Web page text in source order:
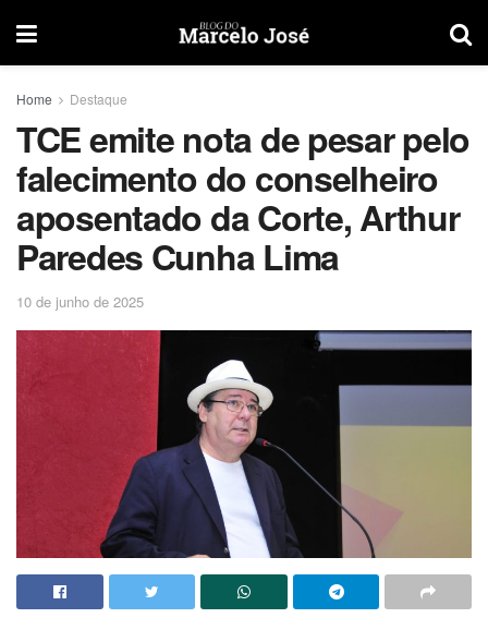
Home Destaque
TCE emite nota de pesar pelo
falecimento do conselheiro
aposentado da Corte, Arthur
Paredes Cunha Lima
10 de junho de 2025